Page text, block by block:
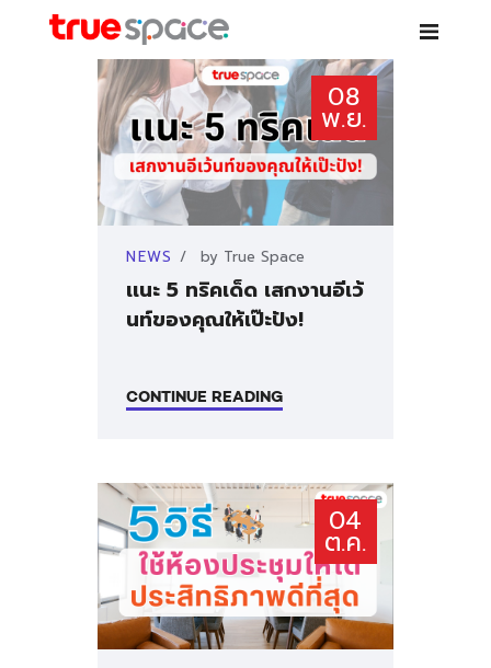
TRUE SPACE
Co-working space – เช่าห้องสัมมนา ห้องประชุม โต๊ะทำงาน สอนพิเศษ
บริการ
สาขา
PARTNER
NEWS
ติดต่อเรา
08
พ.ย.
NEWS by True Space
เเนะ 5 ทริคเด็ด เสกงานอีเว้
นท์ของคุณให้เป๊ะปัง!
CONTINUE READING
04
ต.ค.